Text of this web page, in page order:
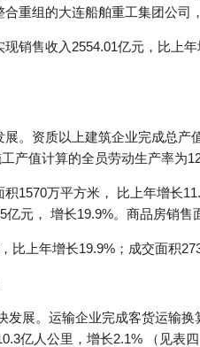
重组的大连船舶重工集团公司
销售收入2554.01亿元，比上
。资质以上建筑企业完成总产
产值计算的全员劳动生产率为
1570万平方米， 比上年增长
元， 增长19.9%。商品房销
比上年增长19.9%；成交面积
发展。运输企业完成客货运输
亿人公里，增长2.1% （见表四